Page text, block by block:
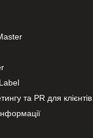
та PR для клієнтів